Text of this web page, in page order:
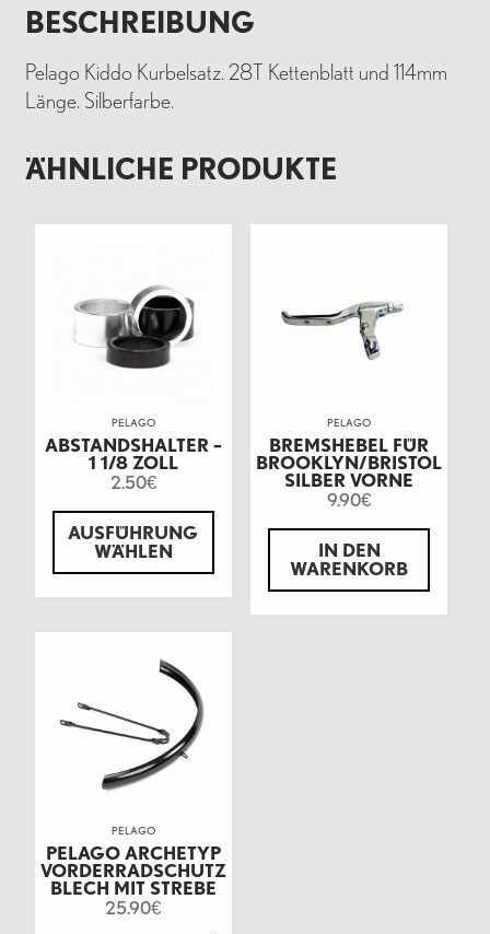
BESCHREIBUNG
Pelago Kiddo Kurbelsatz. 28T Kettenblatt und 114mm
Länge. Silberfarbe.
ÄHNLICHE PRODUKTE
PELAGO
ABSTANDSHALTER –
1 1/8 ZOLL
2.50€
AUSFÜHRUNG
WÄHLEN
PELAGO
BREMSHEBEL FÜR
BROOKLYN/BRISTOL
SILBER VORNE
9.90€
IN DEN
WARENKORB
PELAGO
PELAGO ARCHETYP
VORDERRADSCHUTZ
BLECH MIT STREBE
25.90€